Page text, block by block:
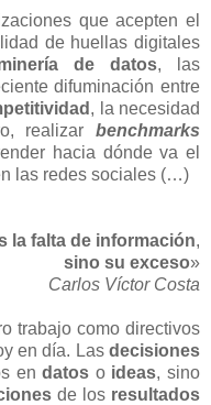
que acepten el
de huellas digitales
de datos, las
difuminación entre
, la necesidad
realizar benchmarks
hacia dónde va el
las redes sociales (…)
la falta de información,
sino su exceso»
Carlos Víctor Costa
trabajo como directivos
en día. Las decisiones
endatos o ideas, sino
de los resultados